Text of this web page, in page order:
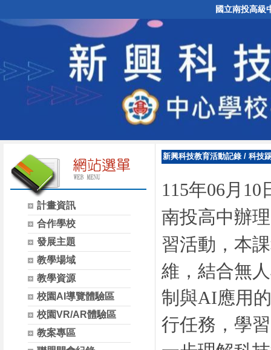
國立南投高級
計畫資訊
合作學校
發展主題
教學場域
教學資源
校園AI導覽體驗區
校園VR/AR體驗區
教案專區
新興科技教育活動記錄/ 科技
115年06月
南投高中辦理
習活動，本
維，結合無
制與AI應用
行任務，學